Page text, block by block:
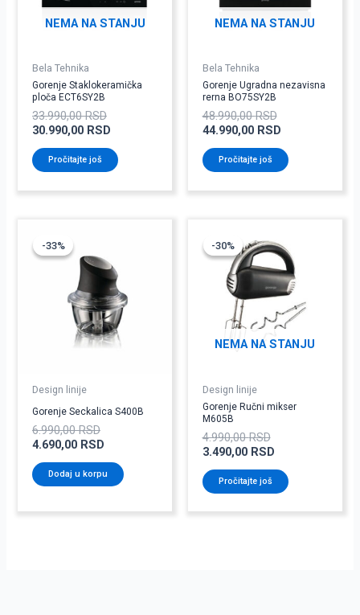
NEMA NA STANJU
Bela Tehnika
Gorenje Staklokeramička
ploča ECT6SY2B
33.990,00RSD
30.990,00 RSD
Pročitajte još
NEMA NA STANJU
Bela Tehnika
Gorenje Ugradna nezavisna
rerna BO75SY2B
48.990,00RSD
44.990,00 RSD
Pročitajte još
-33%
-33%
Design linije
Gorenje Seckalica S400B
6.990,00RSD
je
bila:
6.990,00 RSD.
4.690,00 RSD
4.690,00 RSD.
Dodaj u korpu
-30%
NEMA NA STANJU
-30%
Design linije
Gorenje Ručni mikser
M605B
4.990,00RSD
cena
je
bila:
4.990,00 RSD.
3.490,00 RSD
cena
je:
3.490,00 RSD.
Pročitajte još